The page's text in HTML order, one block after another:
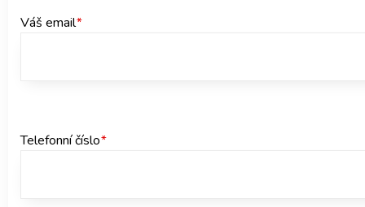
Váš email*
Telefonní číslo*